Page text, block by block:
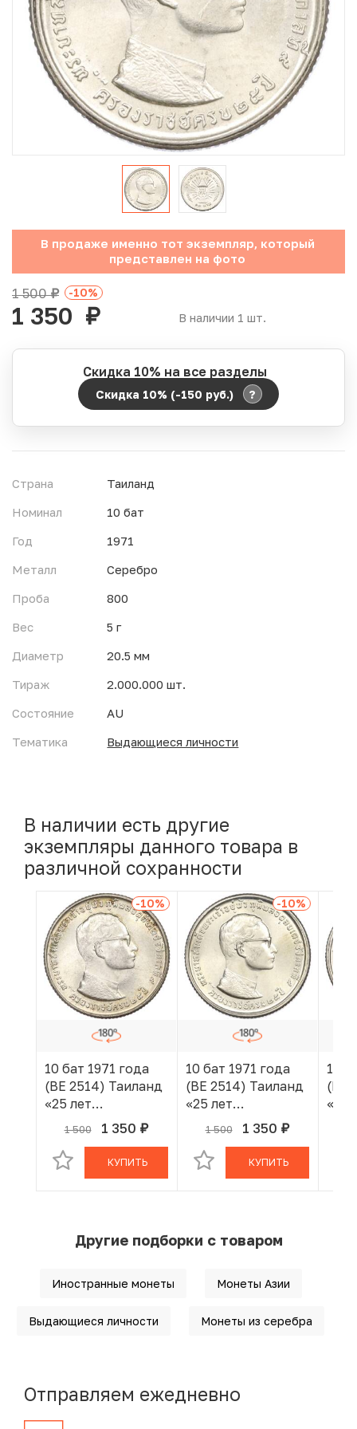
Юбилейные монеты Банка России (с 1999 года)
Памятные и инвестиционные монеты СССР и России
Иностранные монеты
Неофициальные выпуски монет (Unusual)
Античные и средневековые монеты
Инвестиционные монеты
В продаже именно тот экземпляр, который
представлен на фото
В наличии 1 шт.
1 500руб. -10%
1 350 руб.
Скидка 10% на все разделы
Скидка 10% (-150 руб.) ?
Период действия акции:
Время до окончания:
16
Страна
Таиланд
Номинал
10 бат
Год
1971
Металл
Серебро
Проба
800
Вес
5 г
Диаметр
20.5 мм
Тираж
2.000.000 шт.
Состояние
AU
Тематика
Выдающиеся личности
В наличии есть другие
экземпляры данного товара в
различной сохранности
-10%
10 бат 1971 года
(BE 2514) Таиланд
«25 лет
царствованию
1 500 1 350 руб.
В КОРЗИНЕ
КУПИТЬ
-10%
10 бат 1971 года
(BE 2514) Таиланд
«25 лет
царствованию
1 500 1 350 руб.
В КОРЗИНЕ
КУПИТЬ
10
(BE
«25
Другие подборки с товаром
Иностранные монеты Монеты Азии
Выдающиеся личности Монеты из серебра
Отправляем ежедневно